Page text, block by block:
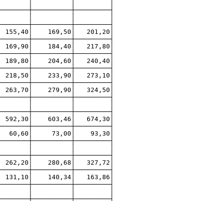
│ │ │ │
│ │
169,50│ 201,20│
184,40│ 217,80│
204,60│ 240,40│
233,90│ 273,10│
279,90│ 324,50│
│ │ │ │ │
603,46│ 674,30│
73,00│ 93,30│
│ │ │ │ │ │
280,68│ 327,72│
140,34│ 163,86│
НДС) │ │ │ │ │